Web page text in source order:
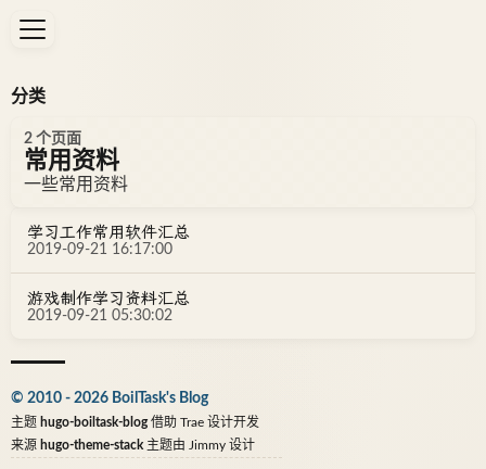
分类
2 个页面
常用资料
一些常用资料
学习工作常用软件汇总
2019-09-21 16:17:00
游戏制作学习资料汇总
2019-09-21 05:30:02
© 2010 - 2026 BoilTask's Blog
主题 hugo-boiltask-blog借助 Trae 设计开发
来源 hugo-theme-stack 主题由 Jimmy 设计